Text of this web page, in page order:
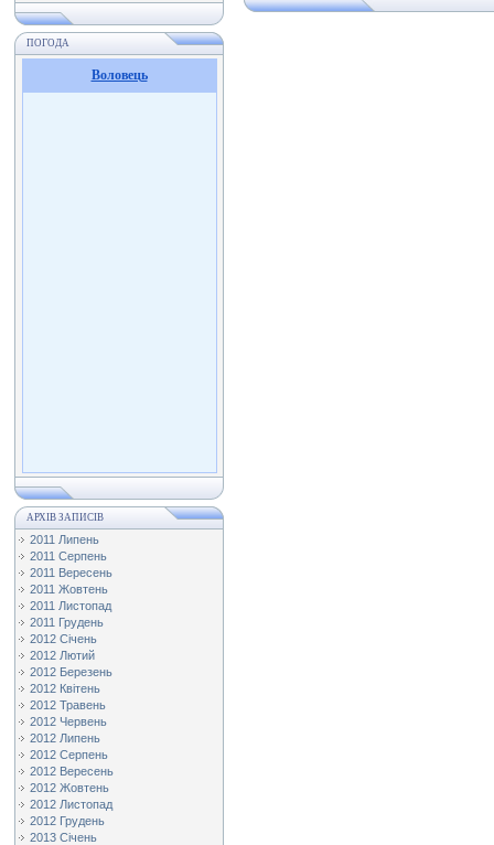
ПОГОДА
Воловець
АРХІВ ЗАПИСІВ
2011 Липень
2011 Серпень
2011 Вересень
2011 Жовтень
2011 Листопад
2011 Грудень
2012 Січень
2012 Лютий
2012 Березень
2012 Квітень
2012 Травень
2012 Червень
2012 Липень
2012 Серпень
2012 Вересень
2012 Жовтень
2012 Листопад
2012 Грудень
2013 Січень